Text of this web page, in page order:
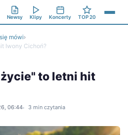
Newsy Klipy Koncerty TOP 20
mówi›
Iwony Cichoń?
to letni hit
06:44
3 min czytania